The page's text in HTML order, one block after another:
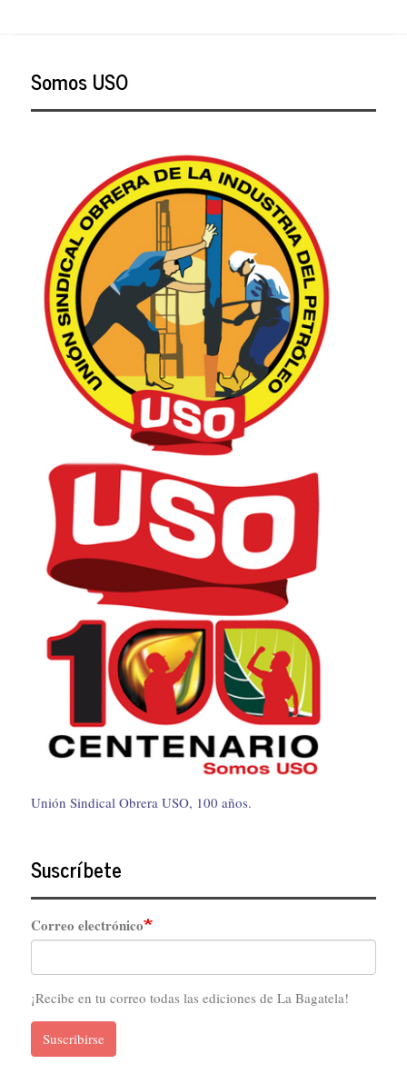
Somos USO
Unión Sindical Obrera USO, 100 años.
Suscríbete
Correo electrónico
¡Recibe en tu correo todas las ediciones de La Bagatela!
Suscribirse